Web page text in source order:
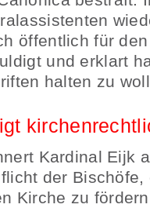
öffentlich für
und erklart
halten zu
Kardinal Eijk
der Bischöfe,
Kirche zu